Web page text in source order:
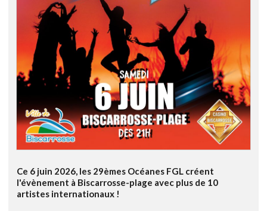
Ce 6 juin 2026, les 29èmes Océanes FGL créent
l'évènement à Biscarrosse-plage avec plus de 10
artistes internationaux !